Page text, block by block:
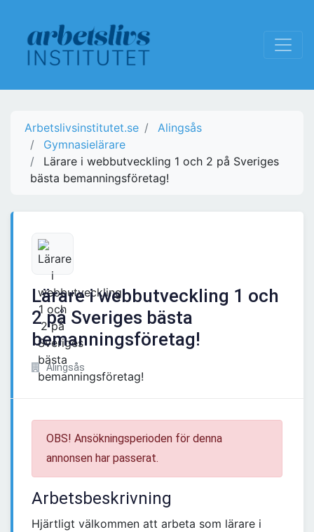
Arbetslivsinstitutet.se
Alingsås
Gymnasielärare
Lärare i webbutveckling 1 och 2 på Sveriges
bästa bemanningsföretag!
Lärare i webbutveckling 1 och
2 på Sveriges bästa
bemanningsföretag!
Alingsås
OBS! Ansökningsperioden för denna
annonsen har passerat.
Arbetsbeskrivning
Hjärtligt välkommen att arbeta som lärare i